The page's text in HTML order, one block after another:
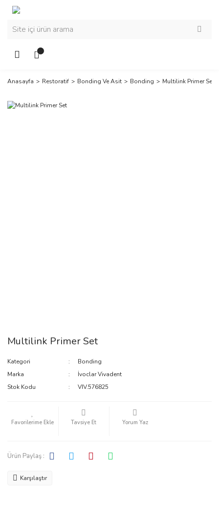
Anasayfa Restoratif Bonding Ve Asit Bonding Multilink Primer Set
Multilink Primer Set
Kategori
Bonding
Marka
İvoclar Vivadent
Stok Kodu
VIV.576825
Tavsiye Et Yorum Yaz
Ürün Paylaş :
Karşılaştır